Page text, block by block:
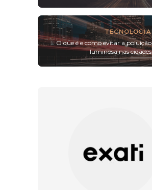
TECNOLOGIA
O que é e como evitar a poluição
luminosa nas cidades